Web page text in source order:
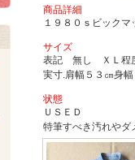
商品詳細
１９８０ｓビック
サイズ
表記 無し ＸＬ程
実寸.肩幅５３㎝身
状態
ＵＳＥＤ
特筆すべき汚れやダ